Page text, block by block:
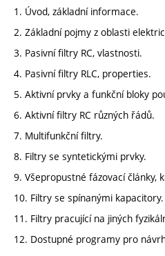
1. Úvod, základní informace.
2. Základní pojmy z oblasti
3. Pasivní filtry RC, vlastnosti.
4. Pasivní filtry RLC, properties.
5. Aktivní prvky a funkční bloky
6. Aktivní filtry RC různých řádů.
7. Multifunkční filtry.
8. Filtry se syntetickými prvky.
9. Všepropustné fázovací články,
10. Filtry se spínanými kapacitory.
11. Filtry pracující na jiných
12. Dostupné programy pro